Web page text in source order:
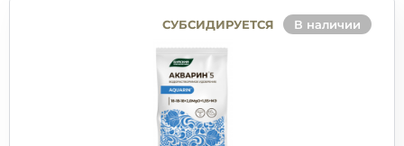
СУБСИДИРУЕТСЯ В наличии